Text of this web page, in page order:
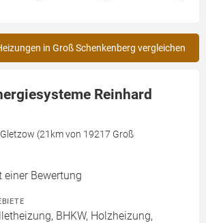
in Groß Schenkenberg vergleichen
Reinhard
(21km von 19217 Groß
einer Bewertung
BHKW, Holzheizung,